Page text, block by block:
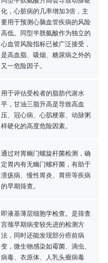
化，心脏病的几率增加3倍，主
要用于预测心脑血管疾病的风险
高低。同型半胱氨酸作为独立的
心血管风险指标已被广泛接受，
是高血脂、吸烟、糖尿病之外的
又一危险因子。
用于评估受检者的脂肪代谢水
平，甘油三脂升高是导致高血
压、冠心病、心肌梗塞、动脉粥
样硬化的高度危险因素。
通过对胃幽门螺旋杆菌检测，确
定胃内有无幽门螺杆菌，有助于
溃疡病、慢性胃炎、胃癌等疾病
的早期筛查。
即液基薄层细胞学检查。是筛查
宫颈早期病变较先进的检测方
法，同时还能发现部分癌前病
变，微生物感染如霉菌、滴虫、
病毒、衣原体、人乳头瘤病毒